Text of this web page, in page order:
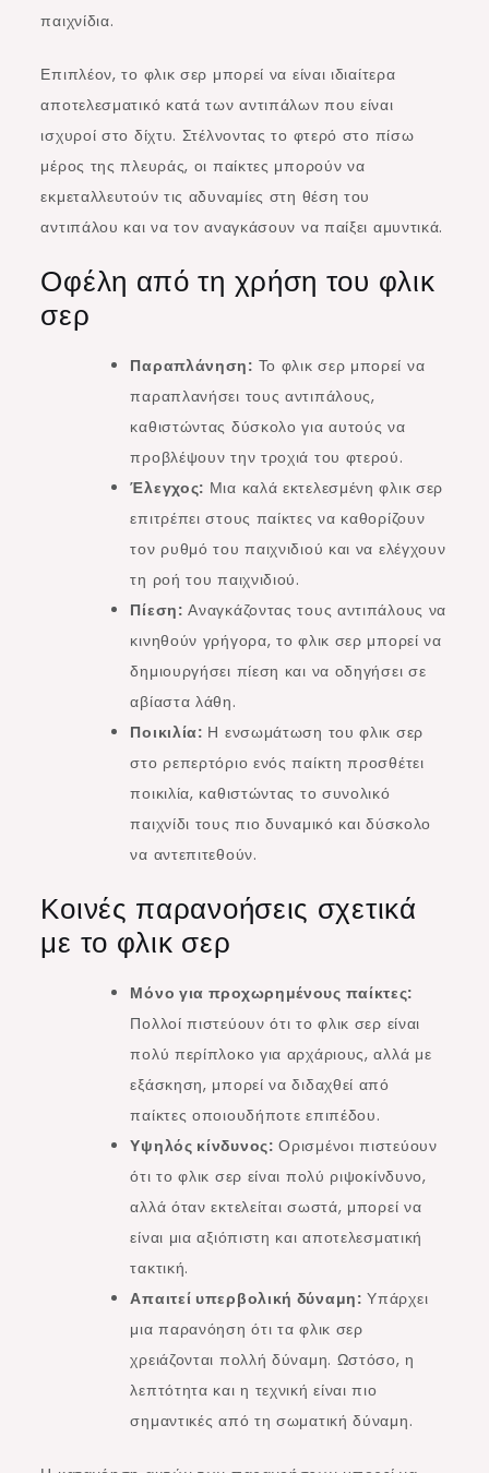
παιχνίδια.
Επιπλέον, το φλικ σερ μπορεί να είναι ιδιαίτερα
αποτελεσματικό κατά των αντιπάλων που είναι
ισχυροί στο δίχτυ. Στέλνοντας το φτερό στο πίσω
μέρος της πλευράς, οι παίκτες μπορούν να
εκμεταλλευτούν τις αδυναμίες στη θέση του
αντιπάλου και να τον αναγκάσουν να παίξει αμυντικά.
Οφέλη από τη χρήση του φλικ
σερ
Παραπλάνηση: Το φλικ σερ μπορεί να
παραπλανήσει τους αντιπάλους,
καθιστώντας δύσκολο για αυτούς να
προβλέψουν την τροχιά του φτερού.
Έλεγχος: Μια καλά εκτελεσμένη φλικ σερ
επιτρέπει στους παίκτες να καθορίζουν
τον ρυθμό του παιχνιδιού και να ελέγχουν
τη ροή του παιχνιδιού.
Πίεση: Αναγκάζοντας τους αντιπάλους να
κινηθούν γρήγορα, το φλικ σερ μπορεί να
δημιουργήσει πίεση και να οδηγήσει σε
αβίαστα λάθη.
Ποικιλία: Η ενσωμάτωση του φλικ σερ
στο ρεπερτόριο ενός παίκτη προσθέτει
ποικιλία, καθιστώντας το συνολικό
παιχνίδι τους πιο δυναμικό και δύσκολο
να αντεπιτεθούν.
Κοινές παρανοήσεις σχετικά
με το φλικ σερ
Μόνο για προχωρημένους παίκτες:
Πολλοί πιστεύουν ότι το φλικ σερ είναι
πολύ περίπλοκο για αρχάριους, αλλά με
εξάσκηση, μπορεί να διδαχθεί από
παίκτες οποιουδήποτε επιπέδου.
Υψηλός κίνδυνος: Ορισμένοι πιστεύουν
ότι το φλικ σερ είναι πολύ ριψοκίνδυνο,
αλλά όταν εκτελείται σωστά, μπορεί να
είναι μια αξιόπιστη και αποτελεσματική
τακτική.
Απαιτεί υπερβολική δύναμη: Υπάρχει
μια παρανόηση ότι τα φλικ σερ
χρειάζονται πολλή δύναμη. Ωστόσο, η
λεπτότητα και η τεχνική είναι πιο
σημαντικές από τη σωματική δύναμη.